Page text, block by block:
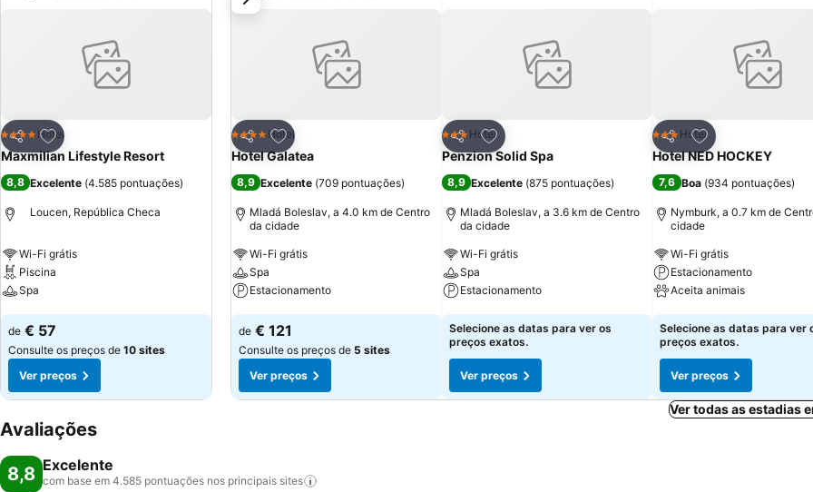
Partilhar
Adicionar aos favoritos
4 EstrelasHotel
Maxmilian Lifestyle Resort
8,8 Excelente (4.585 pontuações)
Loucen, República Checa
Wi-Fi grátis
Piscina
Spa
Ver preços
de € 57
Consulte os preços de 10 sites
Ver preços
Partilhar
Adicionar aos favoritos
4 EstrelasHotel
Hotel Galatea
8,9 Excelente (709 pontuações)
Mladá Boleslav, a 4.0 km de Centro
da cidade
Wi-Fi grátis
Spa
Estacionamento
Ver preços
de € 121
Consulte os preços de 5 sites
Ver preços
Partilhar
Adicionar aos favoritos
3 Estrelas
Hotel
Penzion Solid Spa
8,9 Excelente (875 pontuações)
Mladá Boleslav, a 3.6 km de Centro
da cidade
Wi-Fi grátis
Spa
Estacionamento
Ver preços
Selecione as datas para ver os
preços exatos.
Ver preços
Partilhar
Adicionar aos
3 Estrelas
Hotel
Hotel NED HOCKEY
7,6 Boa (934 pontuações)
Nymburk, a 0.7 km de
cidade
Wi-Fi grátis
Estacionamento
Aceita animais
Ver preços
Selecione as datas para ver
preços exatos.
Ver preços
Ver todas as estadias
Avaliações
8,8 Excelente
com base em 4.585 pontuações nos principais sites